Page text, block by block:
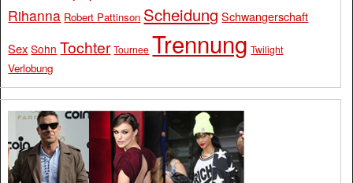
Rihanna Robert Pattinson Scheidung Schwangerschaft
Sex Sohn Tochter Tournee Trennung Twilight
Verlobung